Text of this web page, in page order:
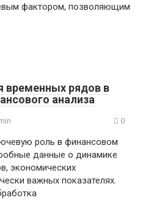
фактором, позволяющим
временных рядов в
анализа
0
роль в финансовом
данные о динамике
экономических
важных показателях.